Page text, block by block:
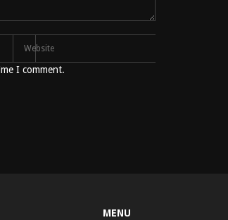
I comment.
MENU